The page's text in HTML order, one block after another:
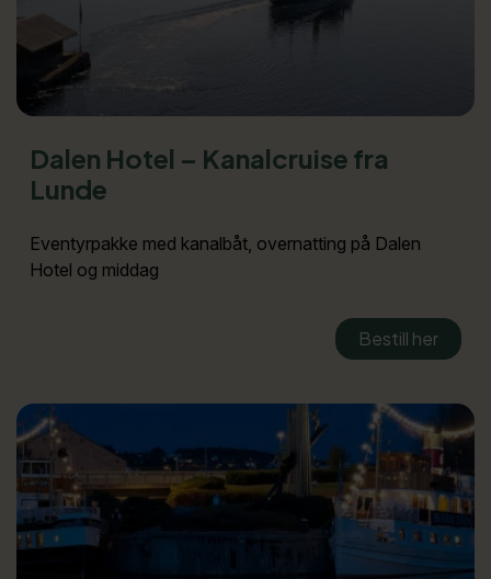
Dalen Hotel – Kanalcruise fra
Lunde
Eventyrpakke med kanalbåt, overnatting på Dalen
Hotel og middag
Bestill her